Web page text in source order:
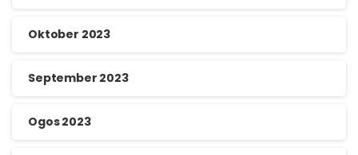
Oktober 2023
September 2023
Ogos 2023